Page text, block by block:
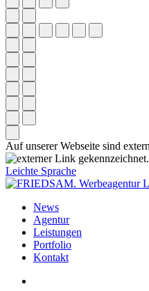
Auf unserer Webseite sind
gekennzeichnet.
Leichte Sprache
News
Agentur
Leistungen
Portfolio
Kontakt